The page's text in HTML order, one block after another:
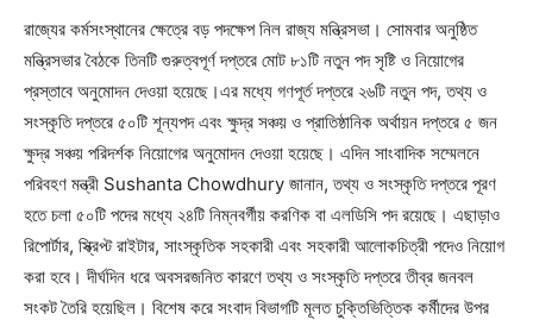
রাজ্যের কর্মসংস্থানের ক্ষেত্রে বড় পদক্ষেপ নিল রাজ্য মন্ত্রিসভা। সোমবার অনুষ্ঠিত
মন্ত্রিসভার বৈঠকে তিনটি গুরুত্বপূর্ণ দপ্তরে মোট ৮১টি নতুন পদ সৃষ্টি ও নিয়োগের
প্রস্তাবে অনুমোদন দেওয়া হয়েছে।এর মধ্যে গণপূর্ত দপ্তরে ২৬টি নতুন পদ, তথ্য ও
সংস্কৃতি দপ্তরে ৫০টি শূন্যপদ এবং ক্ষুদ্র সঞ্চয় ও প্রাতিষ্ঠানিক অর্থায়ন দপ্তরে ৫ জন
ক্ষুদ্র সঞ্চয় পরিদর্শক নিয়োগের অনুমোদন দেওয়া হয়েছে। এদিন সাংবাদিক সম্মেলনে
পরিবহণ মন্ত্রী Sushanta Chowdhury জানান, তথ্য ও সংস্কৃতি দপ্তরে পূরণ
হতে চলা ৫০টি পদের মধ্যে ২৪টি নিম্নবর্গীয় করণিক বা এলডিসি পদ রয়েছে। এছাড়াও
রিপোর্টার, স্ক্রিপ্ট রাইটার, সাংস্কৃতিক সহকারী এবং সহকারী আলোকচিত্রী পদেও নিয়োগ
করা হবে। দীর্ঘদিন ধরে অবসরজনিত কারণে তথ্য ও সংস্কৃতি দপ্তরে তীব্র জনবল
সংকট তৈরি হয়েছিল। বিশেষ করে সংবাদ বিভাগটি মূলত চুক্তিভিত্তিক কর্মীদের উপর